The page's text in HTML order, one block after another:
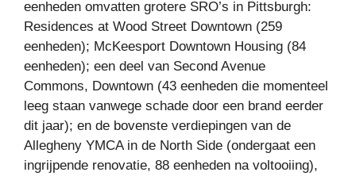
eenheden omvatten grotere SRO’s in Pittsburgh:
Residences at Wood Street Downtown (259
eenheden); McKeesport Downtown Housing (84
eenheden); een deel van Second Avenue
Commons, Downtown (43 eenheden die momenteel
leeg staan ​​vanwege schade door een brand eerder
dit jaar); en de bovenste verdiepingen van de
Allegheny YMCA in de North Side (ondergaat een
ingrijpende renovatie, 88 eenheden na voltooiing),